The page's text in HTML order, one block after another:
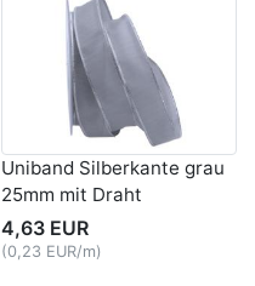
Uniband Silberkante grau
25mm mit Draht
4,63 EUR
(0,23 EUR/m)